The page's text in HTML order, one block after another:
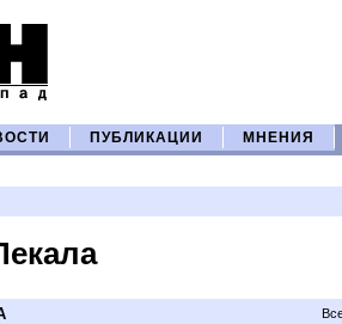
ПУБЛИКАЦИИ МНЕНИЯ